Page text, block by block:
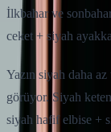
İlkbahar ve
ceket + siyah
Yazın siyah daha
görüyor. Siyah
siyah hafif elbise +